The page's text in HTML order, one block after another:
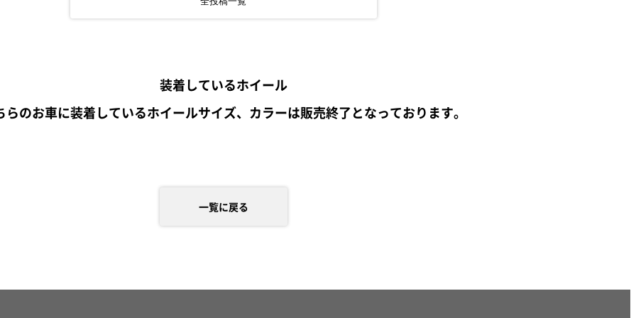
装着しているホイール
らのお車に装着しているホイールサイズ、カラーは販売終了となっております。
一覧に戻る